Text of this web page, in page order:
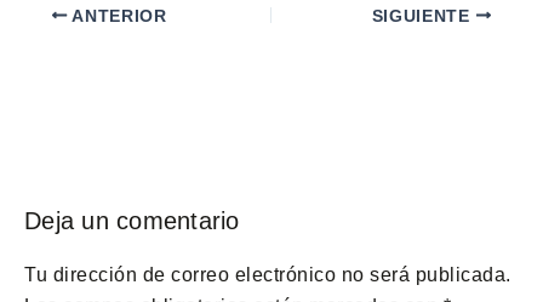
ANTERIOR SIGUIENTE
Deja un comentario
Tu dirección de correo electrónico no será publicada.